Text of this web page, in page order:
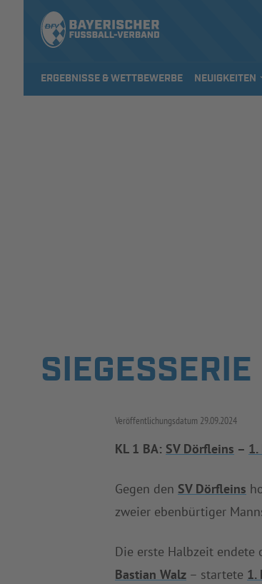
ERGEBNISSE & WETTBEWERBE NEUIGKEITEN
Veröffentlichungsdatum 29.09.2024
KL 1 BA: SV Dörfleins – 1.
Gegen den SV Dörfleins
zweier ebenbürtiger
Die erste Halbzeit endete
Bastian Walz – startete 1.